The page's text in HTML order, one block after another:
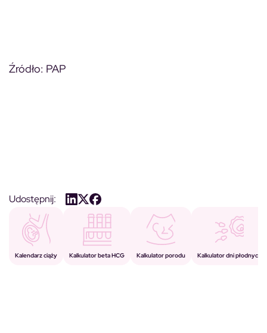
Źródło: PAP
Udostępnij:
Kalendarz ciąży Kalkulator beta HCG Kalkulator porodu Kalkulator dni płodnych